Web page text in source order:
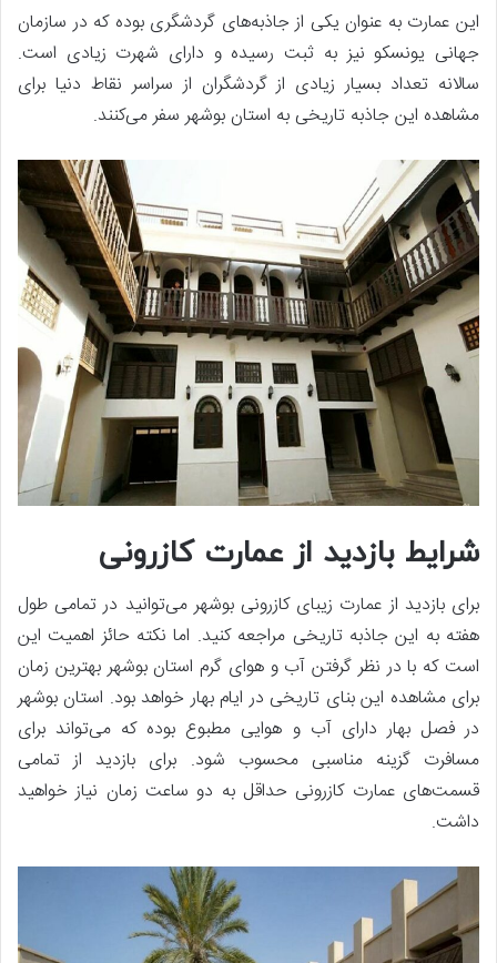
این عمارت به عنوان یکی از جاذبه‌های گردشگری بوده که در سازمان
جهانی یونسکو نیز به ثبت رسیده و دارای شهرت زیادی است.
سالانه تعداد بسیار زیادی از گردشگران از سراسر نقاط دنیا برای
مشاهده این جاذبه تاریخی به استان بوشهر سفر می‌کنند.
شرایط بازدید از عمارت کازرونی
برای بازدید از عمارت زیبای کازرونی بوشهر می‌توانید در تمامی طول
هفته به این جاذبه تاریخی مراجعه کنید. اما نکته حائز اهمیت این
است که با در نظر گرفتن آب و هوای گرم استان بوشهر بهترین زمان
برای مشاهده این بنای تاریخی در ایام بهار خواهد بود. استان بوشهر
در فصل بهار دارای آب و هوایی مطبوع بوده که می‌تواند برای
مسافرت گزینه مناسبی محسوب شود. برای بازدید از تمامی
قسمت‌های عمارت کازرونی حداقل به دو ساعت زمان نیاز خواهید
داشت.